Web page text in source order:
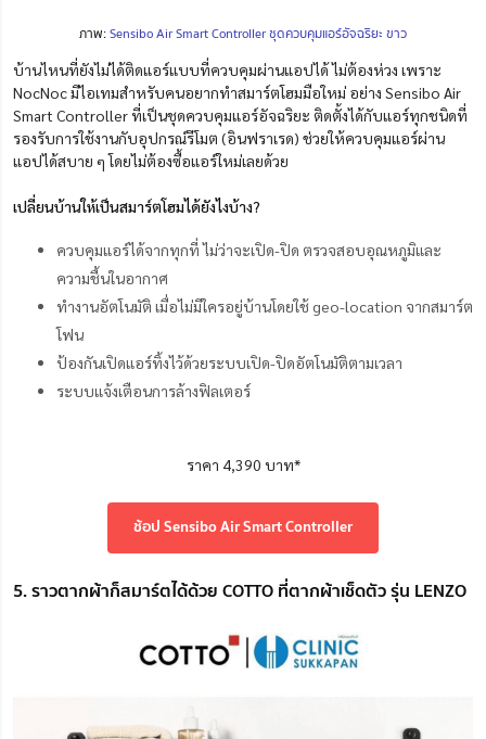
ภาพ:Sensibo Air Smart Controller ชุดควบคุมแอร์อัจฉริยะ ขาว
บ้านไหนที่ยังไม่ได้ติดแอร์แบบที่ควบคุมผ่านแอปได้ ไม่ต้องห่วง เพราะ
NocNoc มีไอเทมสำหรับคนอยากทำสมาร์ตโฮมมือใหม่ อย่าง Sensibo Air
Smart Controller ที่เป็นชุดควบคุมแอร์อัจฉริยะ ติดตั้งได้กับแอร์ทุกชนิดที่
รองรับการใช้งานกับอุปกรณ์รีโมต (อินฟราเรด) ช่วยให้ควบคุมแอร์ผ่าน
แอปได้สบาย ๆ โดยไม่ต้องซื้อแอร์ใหม่เลยด้วย
เปลี่ยนบ้านให้เป็นสมาร์ตโฮมได้ยังไงบ้าง?
ควบคุมแอร์ได้จากทุกที่ ไม่ว่าจะเปิด-ปิด ตรวจสอบอุณหภูมิและ
ความชื้นในอากาศ
ทำงานอัตโนมัติ เมื่อไม่มีใครอยู่บ้านโดยใช้ geo-location จากสมาร์ต
โฟน
ป้องกันเปิดแอร์ทิ้งไว้ด้วยระบบเปิด-ปิดอัตโนมัติตามเวลา
ระบบแจ้งเตือนการล้างฟิลเตอร์
ราคา 4,390 บาท*
ช้อป Sensibo Air Smart Controller
5. ราวตากผ้าก็สมาร์ตได้ด้วย COTTO ที่ตากผ้าเช็ดตัว รุ่น LENZO